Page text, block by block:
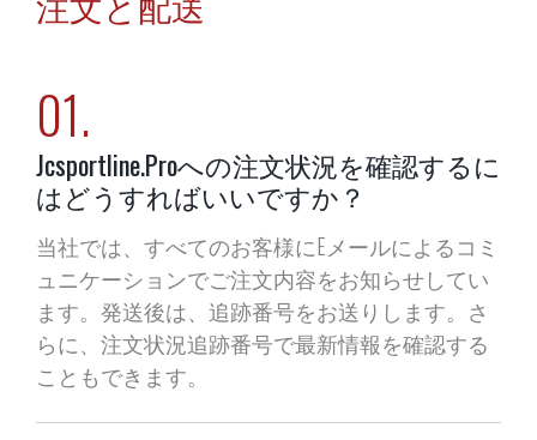
01.
Jcsportline.Proへの注文状況を確認するに
はどうすればいいですか？
当社では、すべてのお客様にEメールによるコミ
ュニケーションでご注文内容をお知らせしてい
ます。発送後は、追跡番号をお送りします。さ
らに、注文状況追跡番号で最新情報を確認する
こともできます。